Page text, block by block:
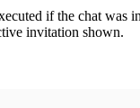
if the chat was
invitation shown.